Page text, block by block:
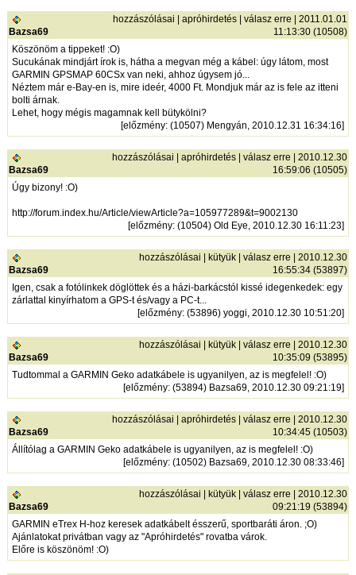
Bazsa69
hozzászólásai |apróhirdetés |válasz erre | 2011.01.01
11:13:30 (10508)
Köszönöm a tippeket! :O)
Sucukának mindjárt írok is, hátha a megvan még a kábel: úgy látom, most
GARMIN GPSMAP 60CSx van neki, ahhoz úgysem jó...
Néztem már e-Bay-en is, mire ideér, 4000 Ft. Mondjuk már az is fele az itteni
bolti árnak.
Lehet, hogy mégis magamnak kell bütykölni?
[előzmény: (10507) Mengyán, 2010.12.31 16:34:16]
Bazsa69
hozzászólásai |apróhirdetés |válasz erre | 2010.12.30
16:59:06 (10505)
Úgy bizony! :O)
http://forum.index.hu/Article/viewArticle?a=105977289&t=9002130
[előzmény: (10504) Old Eye, 2010.12.30 16:11:23]
Bazsa69
hozzászólásai kütyük |válasz erre | 2010.12.30
16:55:34 (53897)
Igen, csak a fotólinkek döglöttek és a házi-barkácstól kissé idegenkedek: egy
zárlattal kinyírhatom a GPS-t és/vagy a PC-t...
[előzmény: (53896) yoggi, 2010.12.30 10:51:20]
Bazsa69
hozzászólásai kütyük |válasz erre | 2010.12.30
10:35:09 (53895)
Tudtommal a GARMIN Geko adatkábele is ugyanilyen, az is megfelel! :O)
[előzmény: (53894) Bazsa69, 2010.12.30 09:21:19]
Bazsa69
hozzászólásai |apróhirdetés |válasz erre | 2010.12.30
10:34:45 (10503)
Állítólag a GARMIN Geko adatkábele is ugyanilyen, az is megfelel! :O)
[előzmény: (10502) Bazsa69, 2010.12.30 08:33:46]
Bazsa69
hozzászólásai kütyük |válasz erre | 2010.12.30
09:21:19 (53894)
GARMIN eTrex H-hoz keresek adatkábelt ésszerű, sportbaráti áron. ;O)
Ajánlatokat privátban vagy az "Apróhirdetés" rovatba várok.
Előre is köszönöm! :O)